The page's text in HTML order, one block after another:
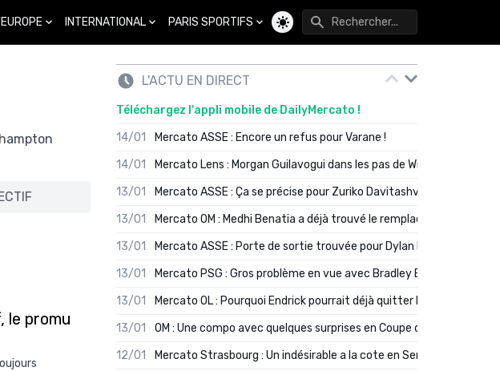
INTERNATIONAL PARIS SPORTIFS
Changer de thème
le promu
L'ACTU EN DIRECT
Téléchargez l'appli mobile de DailyMercato !
14/01
Mercato ASSE : Encore un refus pour Varane !
14/01
Mercato Lens : Morgan Guilavogui dans les pas de Will Still ?
13/01
Mercato ASSE : Ça se précise pour Zuriko Davitashvili
13/01
Mercato OM : Medhi Benatia a déjà trouvé le remplaçant de Robinio
13/01
Mercato ASSE : Porte de sortie trouvée pour Dylan Batubinsika
13/01
Mercato PSG : Gros problème en vue avec Bradley Barcola ?
13/01
Mercato OL : Pourquoi Endrick pourrait déjà quitter Lyon en janvier
13/01
OM : Une compo avec quelques surprises en Coupe de France
12/01
Mercato Strasbourg : Un indésirable a la cote en Serie A